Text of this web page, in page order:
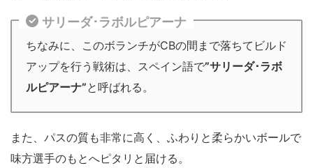
サリーダ･ラボルピアーナ
ちなみに、このボランチがCBの間まで落ちてビルド
アップを行う戦術は、スペイン語で”サリーダ･ラボ
ルピアーナ”と呼ばれる。
また、パスの質も非常に高く、ふわりと柔らかいボールで
味方選手のもとへピタリと届ける。